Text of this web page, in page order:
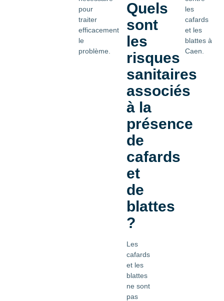
pour
traiter
efficacement
le
problème.
Quels
sont
les
risques
sanitaires
associés
à la
présence
de
cafards
et
de
blattes
?
Les
cafards
et les
blattes
ne sont
pas
les
cafards
et les
blattes à
Caen.